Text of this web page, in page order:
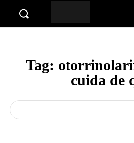
Tag:
cuida de